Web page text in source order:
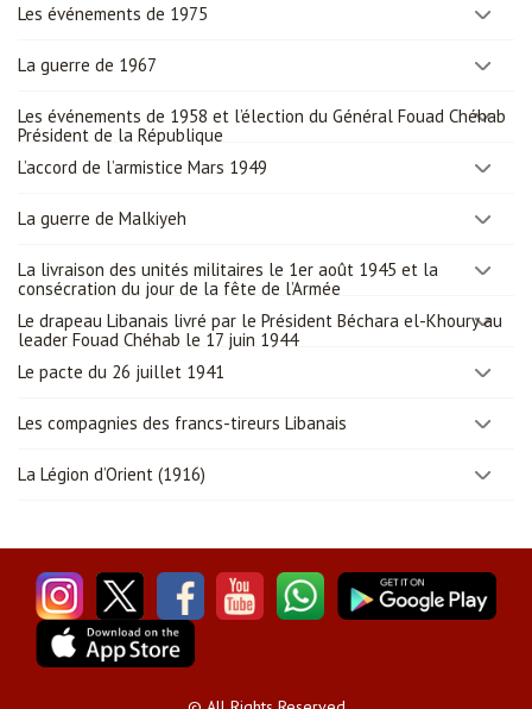
Les événements de 1975
La guerre de 1967
Les événements de 1958 et l’élection du Général Fouad Chéhab
Président de la République
L’accord de l’armistice Mars 1949
La guerre de Malkiyeh
La livraison des unités militaires le 1er août 1945 et la
consécration du jour de la fête de l’Armée
Le drapeau Libanais livré par le Président Béchara el-Khoury au
leader Fouad Chéhab le 17 juin 1944
Le pacte du 26 juillet 1941
Les compagnies des francs-tireurs Libanais
La Légion d’Orient (1916)